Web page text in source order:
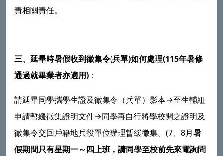
責相關責任。
三、延畢時暑假收到徵集令(兵單)如何處理(115年暑修
通過就畢業者亦適用) ：
請延畢同學攜學生證及徵集令（兵單）影本→至生輔組
申請暫緩徵集證明文件→同學再自行將學校開之證明及
徵集令交回戶籍地兵役單位辦理暫緩徵集。(7 、8月暑
假期間只有星期一～四上班，請同學至校前先來電詢問